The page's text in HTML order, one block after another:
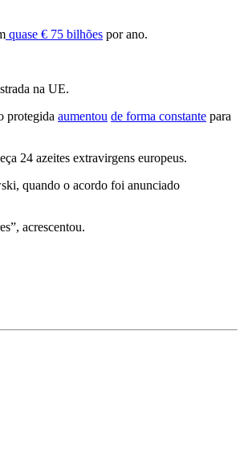
quase € 75 bilhões por ano.
na UE.
protegida aumentou de forma constante para
24 azeites extravirgens europeus.
quando o acordo foi anunciado
acrescentou.